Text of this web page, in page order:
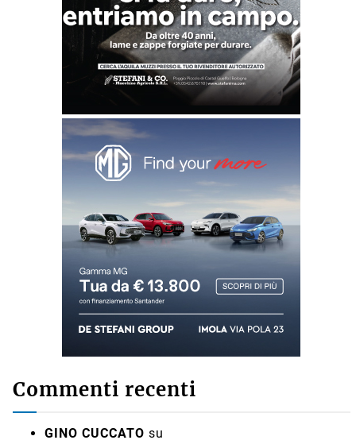
Commenti recenti
GINO CUCCATO su